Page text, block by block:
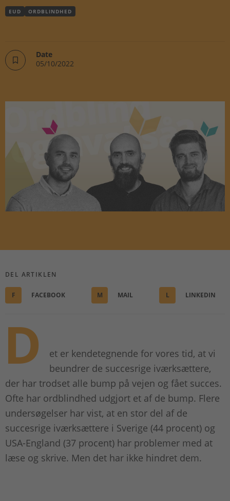
EUD ORDBLINDHED
Date
05/10/2022
DEL ARTIKLEN
F FACEBOOK M MAIL L LINKEDIN
D
et er kendetegnende for vores tid, at vi
beundrer de succesrige iværksættere,
der har trodset alle bump på vejen og fået succes.
Ofte har ordblindhed udgjort et af de bump. Flere
undersøgelser har vist, at en stor del af de
succesrige iværksættere i Sverige (44 procent) og
USA-England (37 procent) har problemer med at
læse og skrive. Men det har ikke hindret dem.